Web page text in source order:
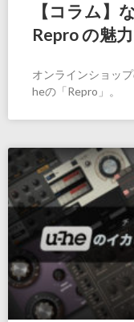
【コラム】
Repro の魅
オンラインショッ
heの「Repro」。